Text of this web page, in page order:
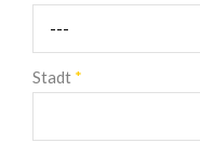
Stadt *